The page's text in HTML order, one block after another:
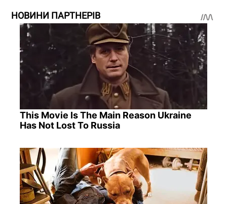
НОВИНИ ПАРТНЕРІВ
This Movie Is The Main Reason Ukraine
Has Not Lost To Russia